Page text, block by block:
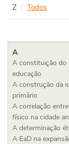
Z
Todos
A
A constituição do
educação
A construção da
primário
A correlação
físico na cidade
A determinação
A EaD na